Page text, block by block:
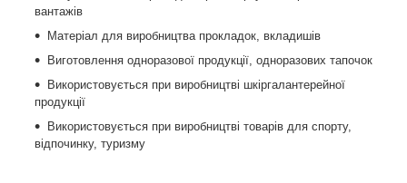
вантажів
Матеріал для виробництва прокладок, вкладишів
Виготовлення одноразової продукції, одноразових тапочок
Використовується при виробництві шкіргалантерейної
продукції
Використовується при виробництві товарів для спорту,
відпочинку, туризму